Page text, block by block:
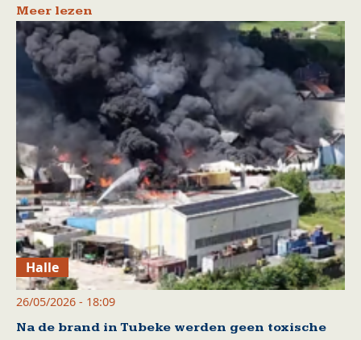
Meer lezen
Halle
26/05/2026 - 18:09
Na de brand in Tubeke werden geen toxische